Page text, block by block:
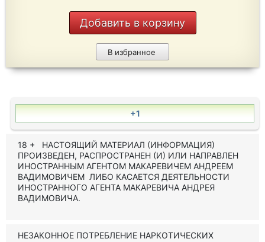
Добавить в корзину
В избранное
+1
18 + НАСТОЯЩИЙ МАТЕРИАЛ (ИНФОРМАЦИЯ)
ПРОИЗВЕДЕН, РАСПРОСТРАНЕН (И) ИЛИ НАПРАВЛЕН
ИНОСТРАННЫМ АГЕНТОМ МАКАРЕВИЧЕМ АНДРЕЕМ
ВАДИМОВИЧЕМ ЛИБО КАСАЕТСЯ ДЕЯТЕЛЬНОСТИ
ИНОСТРАННОГО АГЕНТА МАКАРЕВИЧА АНДРЕЯ
ВАДИМОВИЧА.
НЕЗАКОННОЕ ПОТРЕБЛЕНИЕ НАРКОТИЧЕСКИХ